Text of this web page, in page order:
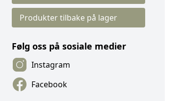
Produkter tilbake på lager
Følg oss på sosiale medier
Instagram
Facebook